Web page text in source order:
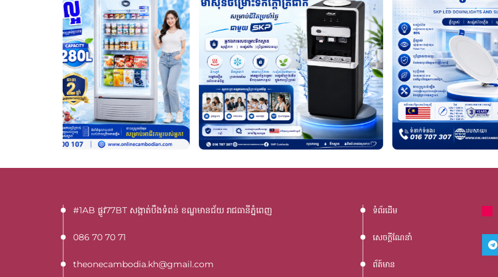
#1AB ផ្លូវ77BT​ សង្កាត់បឹងទំពន់ ខណ្ឌមានជ័យ រាជធានីភ្នំពេញ
086 70 70 71
theonecambodia.kh@gmail.com
ទំព័រដើម
សេចក្តីណែនាំ
ព័ត៍មាន